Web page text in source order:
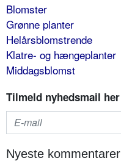
Blomster
Grønne planter
Helårsblomstrende
Klatre- og hængeplanter
Middagsblomst
Tilmeld nyhedsmail her
Nyeste kommentarer